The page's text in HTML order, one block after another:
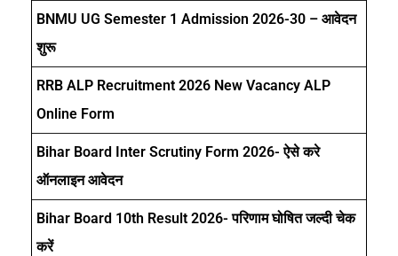
BNMU UG Semester 1 Admission 2026-30 – आवेदन
शुरू
RRB ALP Recruitment 2026 New Vacancy ALP
Online Form
Bihar Board Inter Scrutiny Form 2026- ऐसे करे
ऑनलाइन आवेदन
Bihar Board 10th Result 2026- परिणाम घोषित जल्दी चेक
करें